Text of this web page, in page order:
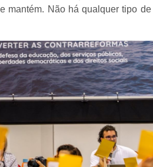
mantém. Não há qualquer tipo